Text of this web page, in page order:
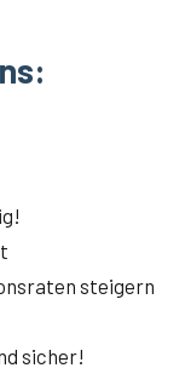
stei­gern
sicher!